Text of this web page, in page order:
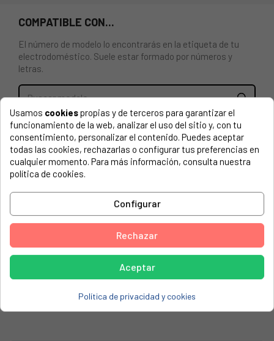
COMPATIBLE CON...
El número de modelo lo encontrarás en la etiqueta de tu
electrodoméstico. Suele estar formado por números y
letras.
Mando Fagor, Brandt CCM000766
FAGOR, 929010721
FAGOR, MW3-175
FAGOR, MW3-175GN
FAGOR, MW3-245N
FAGOR, MW3176GN929010039
FAGOR, MW3245GN929010078
Usamos cookiespropias y de terceros para garantizar el
funcionamiento de la web, analizar el uso del sitio y, con tu
consentimiento, personalizar el contenido. Puedes aceptar
todas las cookies, rechazarlas o configurar tus preferencias en
cualquier momento. Para más información, consulta nuestra
política de cookies.
Configurar
Rechazar
Aceptar
Política de privacidad y cookies